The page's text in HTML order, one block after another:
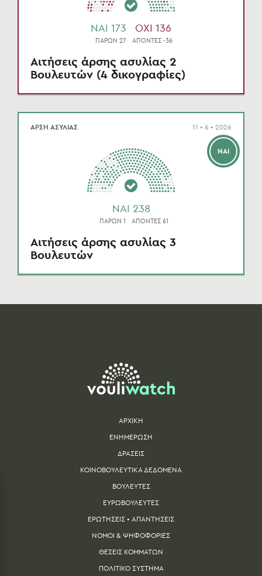
NAI 173 OXI 136
ΠΑΡΩΝ 27 ΑΠΟΝΤΕΣ -36
Αιτήσεις άρσης ασυλίας 2
Βουλευτών (4 δικογραφίες)
ΝΑΙ
ΑΡΣΗ ΑΣΥΛΙΑΣ 11 • 6 • 2026
NAI 238
ΠΑΡΩΝ 1 ΑΠΟΝΤΕΣ 61
Αιτήσεις άρσης ασυλίας 3
Βουλευτών
ΑΡΧΙΚΗ
ΕΝΗΜΕΡΩΣΗ
ΔΡΑΣΕΙΣ
ΚΟΙΝΟΒΟΥΛΕΥΤΙΚΑ ΔΕΔΟΜΕΝΑ
ΒΟΥΛΕΥΤΕΣ
ΕΥΡΩΒΟΥΛΕΥΤΕΣ
ΕΡΩΤΗΣΕΙΣ • ΑΠΑΝΤΗΣΕΙΣ
ΝΟΜΟΙ & ΨΗΦΟΦΟΡΙΕΣ
ΘΕΣΕΙΣ ΚΟΜΜΑΤΩΝ
ΠΟΛΙΤΙΚΟ ΣΥΣΤΗΜΑ